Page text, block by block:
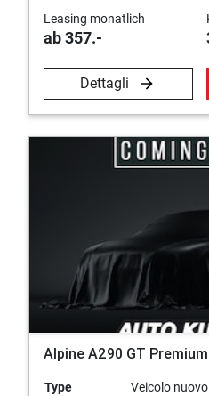
Leasing monatlich
ab 357.-
Dettagli
Alpine A290 GT
Type
Veicolo nuovo